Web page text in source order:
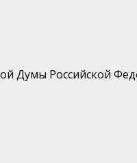
Думы Российской